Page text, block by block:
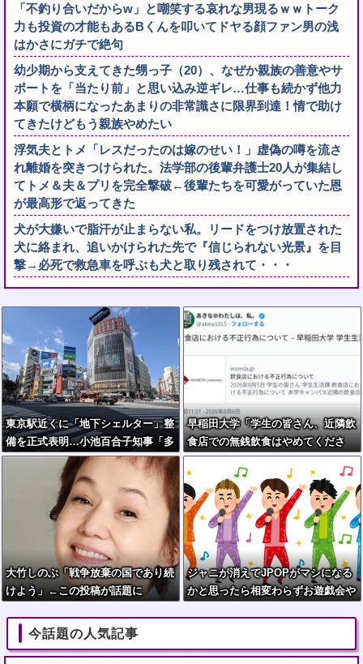
「不釣り合いだからw」と嘲笑する哀れな男現るｗｗトーク
力も投資の才能もあるBくんを叩いてドヤる顔ファン男の浅
はかさにガチで絶句
幼少期から支えてきた甥っ子（20）、なぜか親族の善意やサ
ポートを「当たり前」と思い込み逆ギレ…仕事も続かず他力
本願で横柄になったあまりの非常識さに限界到達！情で助け
てきたけどもう親族やめたい
浮気夫とトメ「レスだったのは嫁のせい！」虚偽の噂を流さ
れ離婚を突きつけられた。法学部の後輩弁護士20人が集結し
てトメ＆夫＆プリを完全撃破←後輩たちを可愛がっていた恩
が最高形で返ってきた
犬が大嫌いで脂汗が止まらない私。リードをつけ放置された
犬に絡まれ、追いかけられた先で『信じられない光景』を目
撃→必死で救急車を呼ぶも犬と取り残されて・・・
東京駅近くに「地下シェルター」整
備を正式表明…小池百合子知事「多
くの方が滞在、施設整備の効果高
早稲田大学「学生の皆さん、近隣飲
食店での無銭飲食はやめてくださ
い」
大竹しのぶ「戦争放棄の国であり続
けよう」←この投稿が話題に
ジャニが消えてJPOPがマシになる
かと思ったら相変わらずお遊戯会や
今話題の人気記事